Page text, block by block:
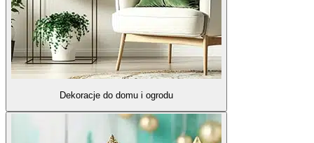
Dekoracje do domu i ogrodu